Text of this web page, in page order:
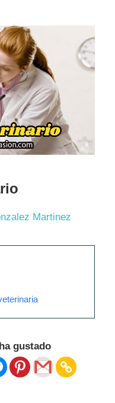
Martinez
gustado